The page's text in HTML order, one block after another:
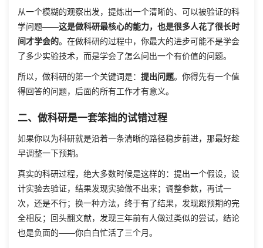
从一个模糊的观察出发，提炼出一个清晰的、可以被验证的科
学问题——这是做科研最核心的能力，也是很多人花了很长时
间才学会的。在做科研的过程中，你最大的进步可能不是学会
了多少实验技术，而是学会了怎么问出一个有价值的问题。
所以，做科研的第一个关键词是： 提出问题。你得先有一个值
得回答的问题，后面的所有工作才有意义。
二、做科研是一套笨拙的试错过程
如果你以为科研就是沿着一条清晰的路径稳步前进，那最好趁
早调整一下预期。
真实的科研过程，绝大多数时候是这样的：提出一个假设，设
计实验去验证，结果发现实验做不出来；调整参数，再试一
次，还是不行；换一种方法，终于有了结果，发现跟预期的完
全相反；回头翻文献，发现三年前有人做过类似的尝试，结论
也是负面的——你白白忙活了三个月。